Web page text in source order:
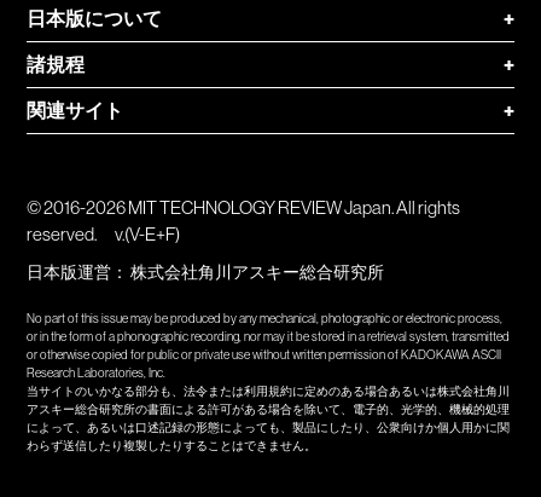
日本版について
+
諸規程
+
関連サイト
+
© 2016-2026 MIT TECHNOLOGY REVIEW Japan. All rights
reserved.
v.(V-E+F)
日本版運営：株式会社角川アスキー総合研究所
No part of this issue may be produced by any mechanical, photographic or electronic process,
or in the form of a phonographic recording, nor may it be stored in a retrieval system, transmitted
or otherwise copied for public or private use without written permission of KADOKAWA ASCII
Research Laboratories, Inc.
当サイトのいかなる部分も、法令または利用規約に定めのある場合あるいは株式会社角川
アスキー総合研究所の書面による許可がある場合を除いて、電子的、光学的、機械的処理
によって、あるいは口述記録の形態によっても、製品にしたり、公衆向けか個人用かに関
わらず送信したり複製したりすることはできません。